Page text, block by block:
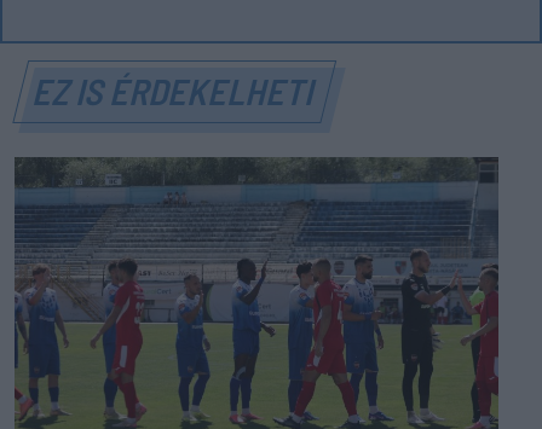
EZ IS ÉRDEKELHETI